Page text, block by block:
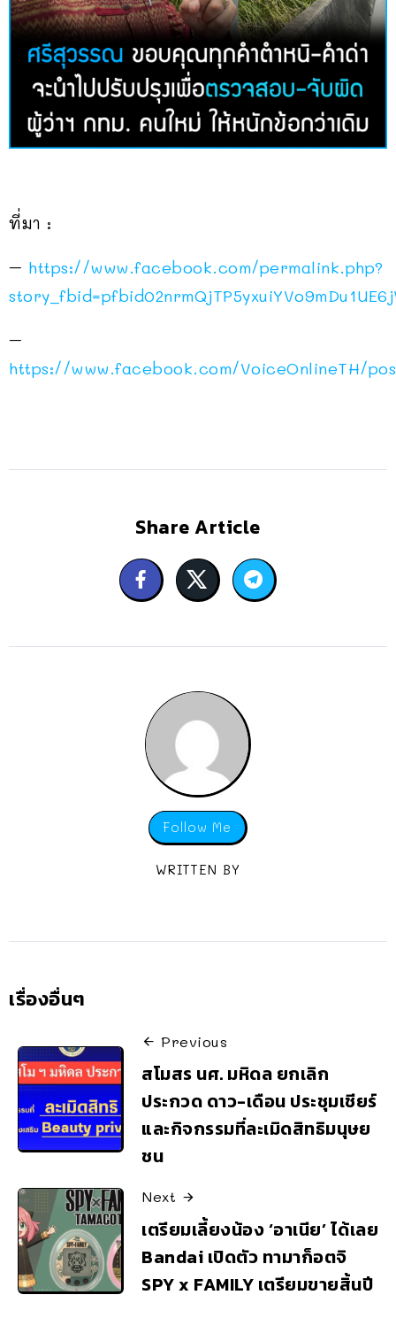
ที่มา :
– https://www.facebook.com/permalink.php?
–
https://www.facebook.com/VoiceOnlineTH/
Share Article
Follow Me
WRITTEN BY
เรื่องอื่นๆ
Previous
สโมสร นศ. มหิดล ยกเลิก
ประกวด ดาว-เดือน ประชุมเชียร์
และกิจกรรมที่ละเมิดสิทธิมนุษย
ชน
Next
เตรียมเลี้ยงน้อง ‘อาเนีย’ ได้เลย
Bandai เปิดตัว ทามาก็อตจิ
SPY x FAMILY เตรียมขายสิ้นปี